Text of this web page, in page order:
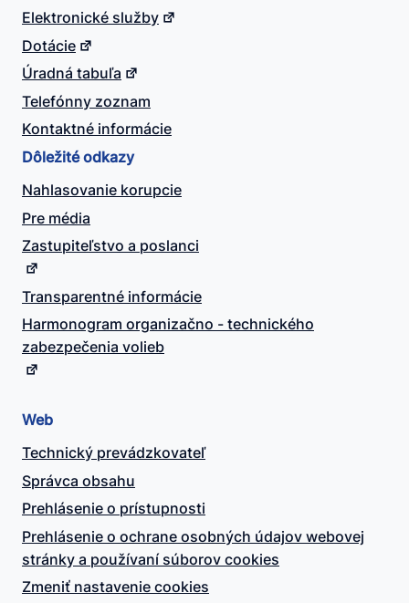
Elektronické služby
Dotácie
Úradná tabuľa
Telefónny zoznam
Kontaktné informácie
Dôležité odkazy
Nahlasovanie korupcie
Pre média
Zastupiteľstvo a poslanci
Transparentné informácie
Harmonogram organizačno - technického
zabezpečenia volieb
Web
Technický prevádzkovateľ
Správca obsahu
Prehlásenie o prístupnosti
Prehlásenie o ochrane osobných údajov webovej
stránky a používaní súborov cookies
Zmeniť nastavenie cookies